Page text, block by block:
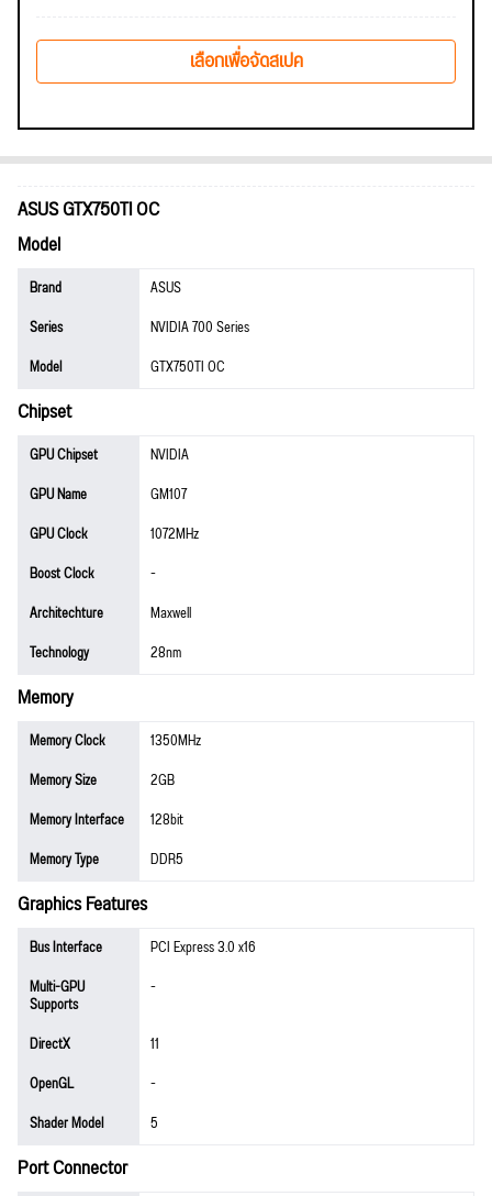
เลือกเพื่อจัดสเปค
ASUS GTX750TI OC
Model
Brand
ASUS
Series
NVIDIA 700 Series
Model
GTX750TI OC
Chipset
GPU Chipset
NVIDIA
GPU Name
GM107
GPU Clock
1072MHz
Boost Clock
-
Architechture
Maxwell
Technology
28nm
Memory
Memory Clock
1350MHz
Memory Size
2GB
Memory Interface
128bit
Memory Type
DDR5
Graphics Features
Bus Interface
PCI Express 3.0 x16
Multi-GPU
Supports
-
DirectX
11
OpenGL
-
Shader Model
5
Port Connector